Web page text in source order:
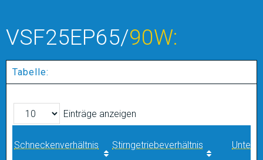
VSF25EP65/90W:
Tabelle:
Einträge anzeigen
Schneckenverhältnis Stirngetriebeverhältnis